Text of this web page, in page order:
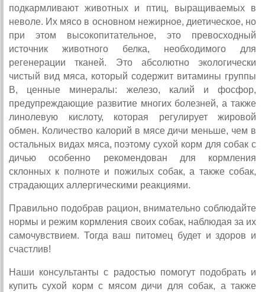
подкармливают животных и птиц, выращиваемых в
неволе. Их мясо в основном нежирное, диетическое, но
при этом высокопитательное, это превосходный
источник животного белка, необходимого для
регенерации тканей. Это абсолютно экологически
чистый вид мяса, который содержит витамины группы
В, ценные минералы: железо, калий и фосфор,
предупреждающие развитие многих болезней, а также
линолевую кислоту, которая регулирует жировой
обмен. Количество калорий в мясе дичи меньше, чем в
остальных видах мяса, поэтому сухой корм для собак с
дичью особенно рекомендован для кормления
склонных к полноте и пожилых собак, а также собак,
страдающих аллергическими реакциями.
Правильно подобрав рацион, внимательно соблюдайте
нормы и режим кормления своих собак, наблюдая за их
самочувствием. Тогда ваш питомец будет и здоров и
счастлив!
Наши консультанты с радостью помогут подобрать и
купить сухой корм с мясом дичи для собак, а также